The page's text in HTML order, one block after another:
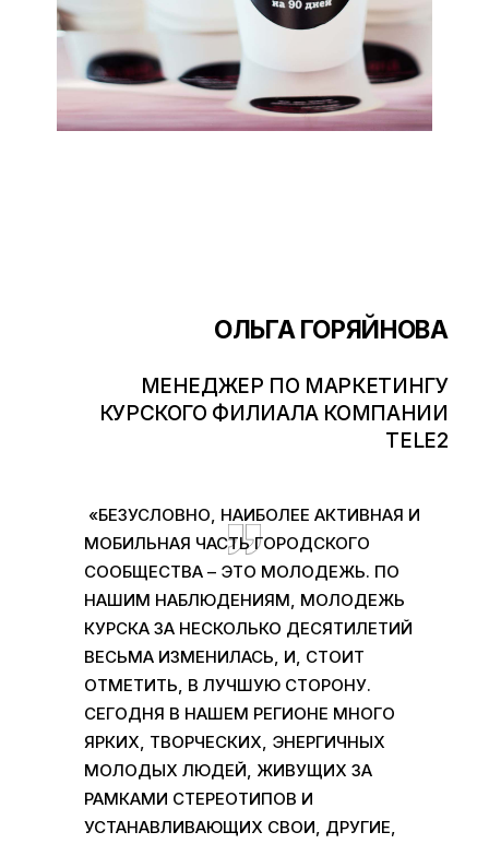
ОЛЬГА ГОРЯЙНОВА
МЕНЕДЖЕР ПО МАРКЕТИНГУ
КУРСКОГО ФИЛИАЛА КОМПАНИИ
TELE2
«БЕЗУСЛОВНО, НАИБОЛЕЕ АКТИВНАЯ И
МОБИЛЬНАЯ ЧАСТЬ ГОРОДСКОГО
СООБЩЕСТВА – ЭТО МОЛОДЕЖЬ. ПО
НАШИМ НАБЛЮДЕНИЯМ, МОЛОДЕЖЬ
КУРСКА ЗА НЕСКОЛЬКО ДЕСЯТИЛЕТИЙ
ВЕСЬМА ИЗМЕНИЛАСЬ, И, СТОИТ
ОТМЕТИТЬ, В ЛУЧШУЮ СТОРОНУ.
СЕГОДНЯ В НАШЕМ РЕГИОНЕ МНОГО
ЯРКИХ, ТВОРЧЕСКИХ, ЭНЕРГИЧНЫХ
МОЛОДЫХ ЛЮДЕЙ, ЖИВУЩИХ ЗА
РАМКАМИ СТЕРЕОТИПОВ И
УСТАНАВЛИВАЮЩИХ СВОИ, ДРУГИЕ,